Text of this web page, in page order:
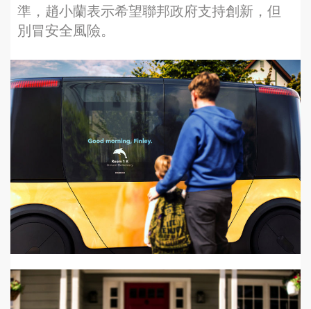
準，趙小蘭表示希望聯邦政府支持創新，但
別冒安全風險。